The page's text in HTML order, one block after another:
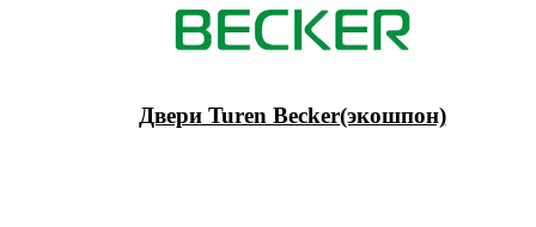
Двери Turen Becker(экошпон)